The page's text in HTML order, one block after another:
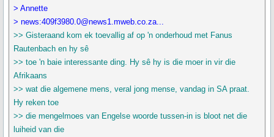
> Annette
> news:409f3980.0@news1.mweb.co.za...
>> Gisteraand kom ek toevallig af op 'n onderhoud met Fanus
Rautenbach en hy sê
>> toe 'n baie interessante ding. Hy sê hy is die moer in vir die
Afrikaans
>> wat die algemene mens, veral jong mense, vandag in SA praat.
Hy reken toe
>> die mengelmoes van Engelse woorde tussen-in is bloot net die
luiheid van die